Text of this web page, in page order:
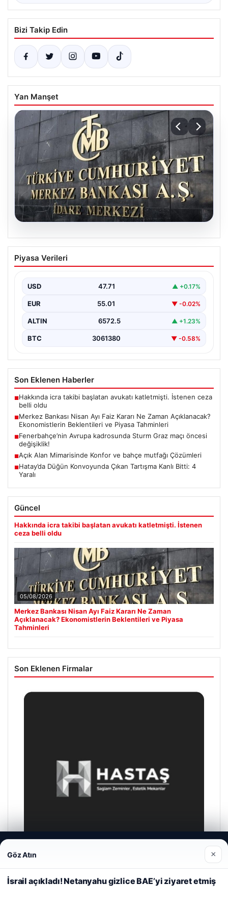
Bizi Takip Edin
Yan Manşet
05.08.2026
Merkez Bankası Nisan Ayı Faiz Kararı Ne
Zaman Açıklanacak? Ekonomistlerin
Türkiye Cumhuriyet Merkez Bankası (TCMB) Para
üzere…
Piyasa Verileri
USD 47.71 ▲ +0.17%
EUR 55.01 ▼ -0.02%
ALTIN 6572.5 ▲ +1.23%
BTC 3061380 ▼ -0.58%
Son Eklenen Haberler
■Hakkında icra takibi başlatan avukatı katletmişti. İstenen ceza
belli oldu
■Merkez Bankası Nisan Ayı Faiz Kararı Ne Zaman Açıklanacak?
Ekonomistlerin Beklentileri ve Piyasa Tahminleri
■Fenerbahçe’nin Avrupa kadrosunda Sturm Graz maçı öncesi
değişiklik!
■Açık Alan Mimarisinde Konfor ve bahçe mutfağı Çözümleri
■Hatay’da Düğün Konvoyunda Çıkan Tartışma Kanlı Bitti: 4
Yaralı
Güncel
Hakkında icra takibi başlatan avukatı katletmişti. İstenen
ceza belli oldu
05/08/2026
Merkez Bankası Nisan Ayı Faiz Kararı Ne Zaman
Açıklanacak? Ekonomistlerin Beklentileri ve Piyasa
Tahminleri
Son Eklenen Firmalar
deneyiminizi kişiselleştirmek ve geliştirmek amacıyla çerezler
kullanıyoruz.Çerez Politikamız
Reddet Kabul Et
Göz Atın ×
İsrail açıkladı! Netanyahu gizlice BAE’yi ziyaret etmiş